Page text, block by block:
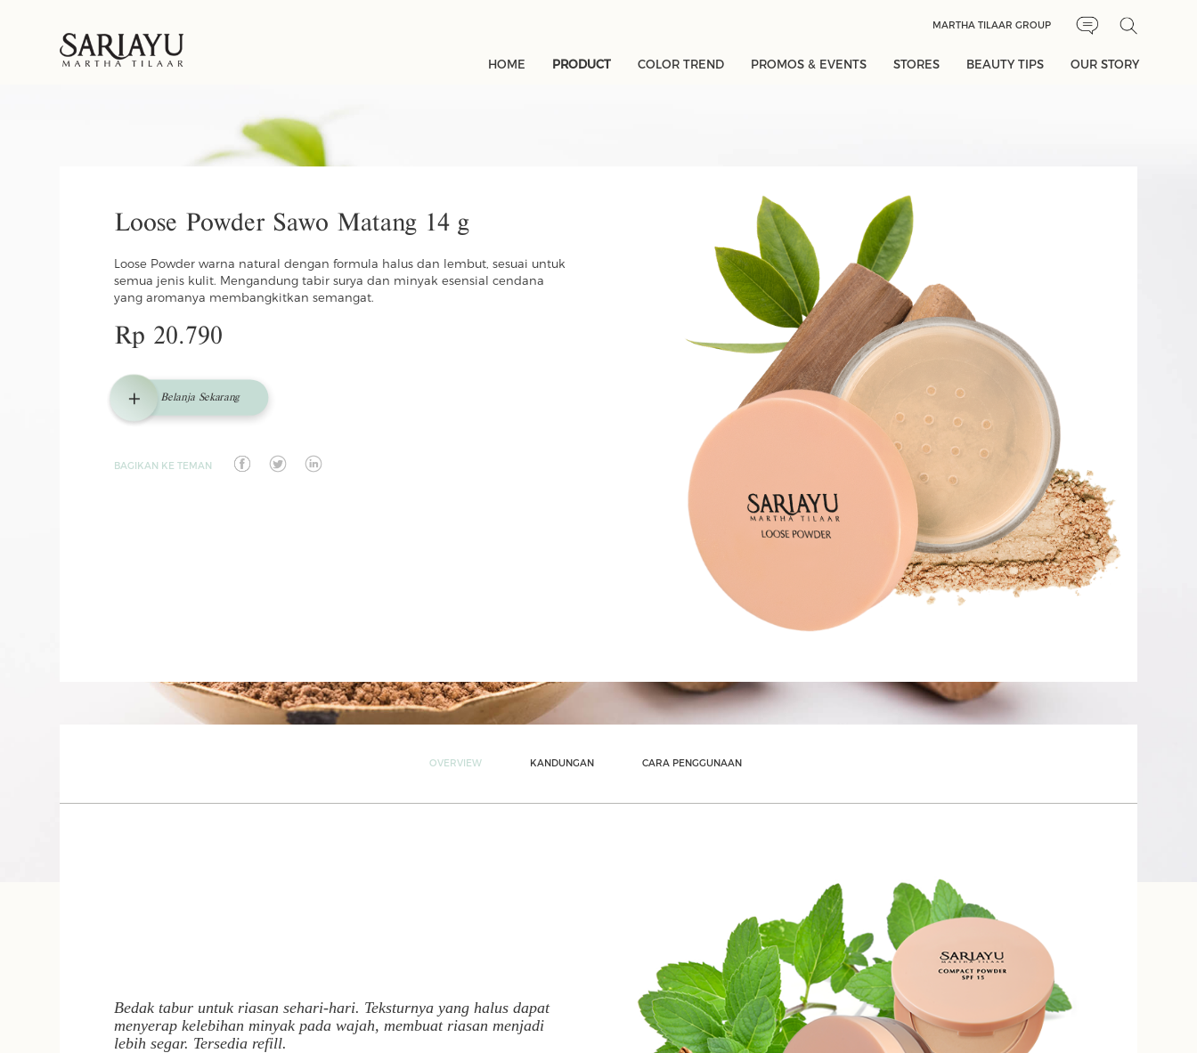
MARTHA TILAAR GROUP
HOME PRODUCT COLOR TREND PROMOS & EVENTS STORES BEAUTY TIPS OUR STORY
Loose Powder Sawo Matang 14 g
Loose Powder warna natural dengan formula halus dan lembut, sesuai untuk
semua jenis kulit. Mengandung tabir surya dan minyak esensial cendana
yang aromanya membangkitkan semangat.
Rp 20.790
Belanja Sekarang
BAGIKAN KE TEMAN
OVERVIEW KANDUNGAN CARA PENGGUNAAN
Bedak tabur untuk riasan sehari-hari. Teksturnya yang halus dapat
menyerap kelebihan minyak pada wajah, membuat riasan menjadi
lebih segar. Tersedia refill.